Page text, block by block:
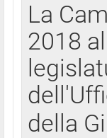
La
2018
della